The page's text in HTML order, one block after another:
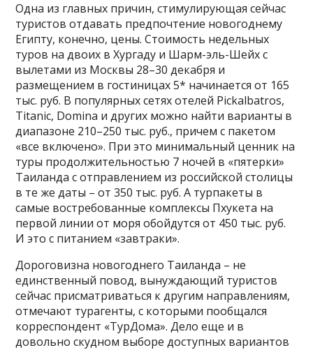
Одна из главных причин, стимулирующая сейчас
туристов отдавать предпочтение новогоднему
Египту, конечно, цены. Стоимость недельных
туров на двоих в Хургаду и Шарм-эль-Шейх с
вылетами из Москвы 28–30 декабря и
размещением в гостиницах 5* начинается от 165
тыс. руб. В популярных сетях отелей Pickalbatros,
Titanic, Domina и других можно найти варианты в
диапазоне 210–250 тыс. руб., причем с пакетом
«все включено». При это минимальный ценник на
туры продолжительностью 7 ночей в «пятерки»
Таиланда с отправлением из российской столицы
в те же даты – от 350 тыс. руб. А турпакеты в
самые востребованные комплексы Пхукета на
первой линии от моря обойдутся от 450 тыс. руб.
И это с питанием «завтраки».
Дороговизна новогоднего Таиланда – не
единственный повод, вынуждающий туристов
сейчас присматриваться к другим направлениям,
отмечают турагенты, с которыми пообщался
корреспондент «ТурДома». Дело еще и в
довольно скудном выборе доступных вариантов